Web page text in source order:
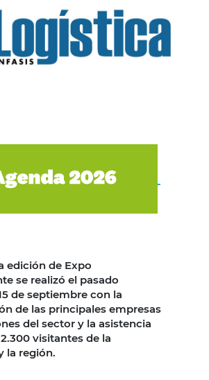
edición de Expo
se realizó el pasado
de septiembre con la
de las principales empresas
del sector y la asistencia
visitantes de la
la región.